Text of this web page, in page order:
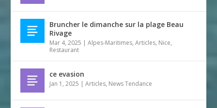
Bruncher le dimanche sur la plage Beau
Rivage
Mar 4, 2025 |Alpes-Maritimes,Articles, Nice,
Restaurant
ce evasion
Jan 1, 2025 |Articles, News Tendance